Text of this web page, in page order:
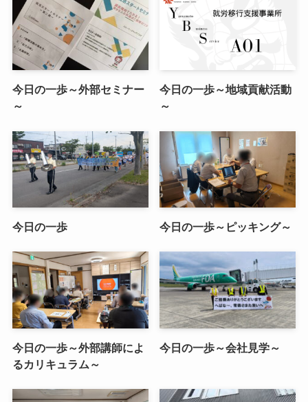
今日の一歩～外部セミナー
～
今日の一歩～地域貢献活動
～
今日の一歩 今日の一歩～ピッキング～
今日の一歩～外部講師によ
るカリキュラム～
今日の一歩～会社見学～